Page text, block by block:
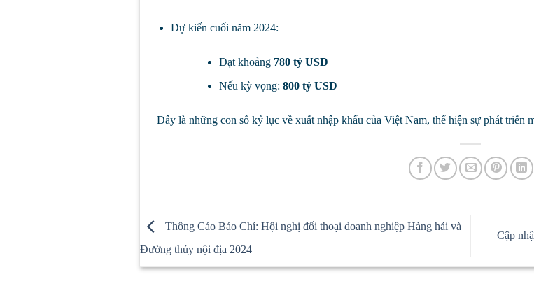
Dự kiến cuối năm 2024:
Đạt khoảng 780 tỷ USD
Nếu kỳ vọng:800 tỷ USD
Đây là những con số kỷ lục về xuất nhập khẩu của Việt Nam, thể hiện sự phát triển
Thông Cáo Báo Chí: Hội nghị đối thoại doanh nghiệp Hàng hải và
Đường thủy nội địa 2024
Cập